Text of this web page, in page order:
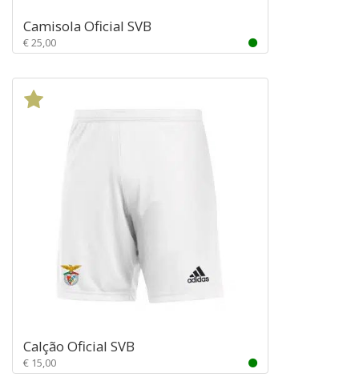
Camisola Oficial SVB
€ 25,00
Calção Oficial SVB
€ 15,00